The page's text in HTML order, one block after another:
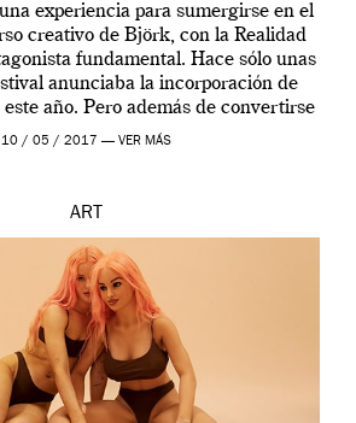
experiencia para sumergirse en el
creativo de Björk, con la Realidad
fundamental. Hace sólo unas
anunciaba la incorporación de
año. Pero además de convertirse
actuaciones más relevantes […]
10 / 05 / 2017 — VER MÁS
ART